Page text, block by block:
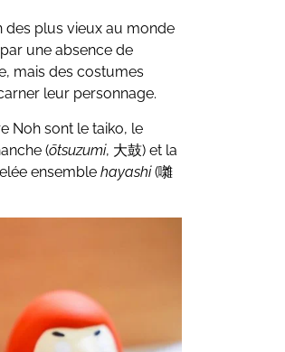
des plus vieux au monde
une absence de
mais des costumes
leur personnage.
Noh sont le taiko, le
(ōtsuzumi, 大鼓) et la
ensemblehayashi(囃